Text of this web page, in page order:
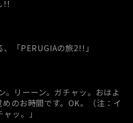
!!
「PERUGIAの旅2!!」
リーーン。ガチャッ。おはよ
のお時間です。OK。（注：イ
ッ。」